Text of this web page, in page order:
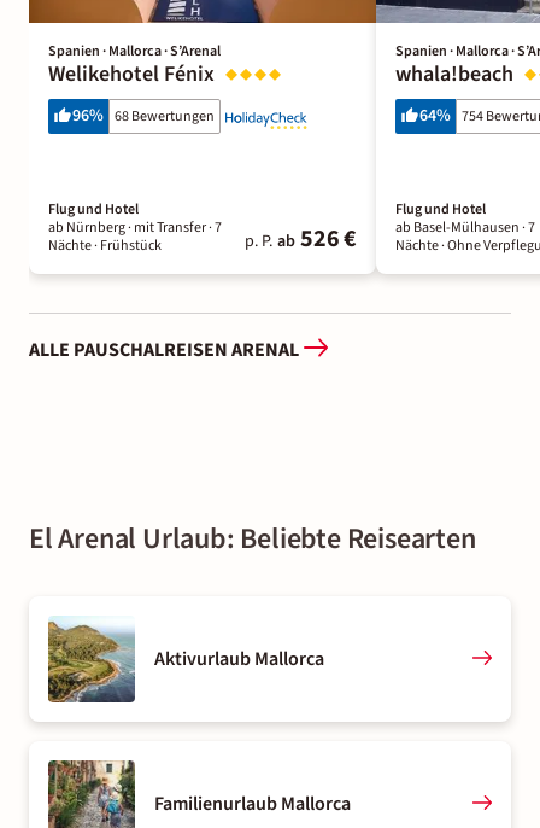
Spanien · Mallorca · S’Arenal
Welikehotel Fénix
96% 68 Bewertungen
Flug und Hotel
ab Nürnberg ·mit Transfer ·7
Nächte· Frühstück p. P. ab 526 €
Spanien · Mallorca ·
whala!beach
64% 754
Flug und Hotel
ab Basel-Mülhausen ·7
Nächte· Ohne
ALLE PAUSCHALREISEN ARENAL
El Arenal Urlaub: Beliebte Reisearten
Aktivurlaub Mallorca
Familienurlaub Mallorca